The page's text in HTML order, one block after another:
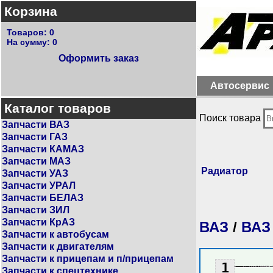
Корзина
Товаров: 0
На сумму: 0
Оформить заказ
Автосервис
Каталог товаров
Запчасти ВАЗ
Запчасти ГАЗ
Запчасти КАМАЗ
Запчасти МАЗ
Запчасти УАЗ
Запчасти УРАЛ
Запчасти БЕЛАЗ
Запчасти ЗИЛ
Запчасти КрАЗ
Запчасти к автобусам
Запчасти к двигателям
Запчасти к прицепам и п/прицепам
Запчасти к спецтехнике
Поиск товара
Радиатор
ВАЗ / ВАЗ
1